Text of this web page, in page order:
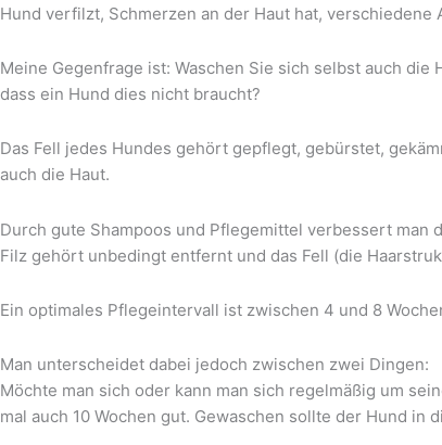
Hund verfilzt, Schmerzen an der Haut hat,
Meine Gegenfrage ist: Waschen Sie sich selbst auch
dass ein Hund dies nicht braucht?
Das Fell jedes Hundes gehört gepflegt, gebürstet,
auch die Haut.
Durch gute Shampoos und Pflegemittel verbessert man
Filz gehört unbedingt entfernt und das Fell (die
Ein optimales Pflegeintervall ist zwischen 4 und 8
Man unterscheidet dabei jedoch zwischen zwei Dingen:
Möchte man sich oder kann man sich regelmäßig um
mal auch 10 Wochen gut. Gewaschen sollte der Hund